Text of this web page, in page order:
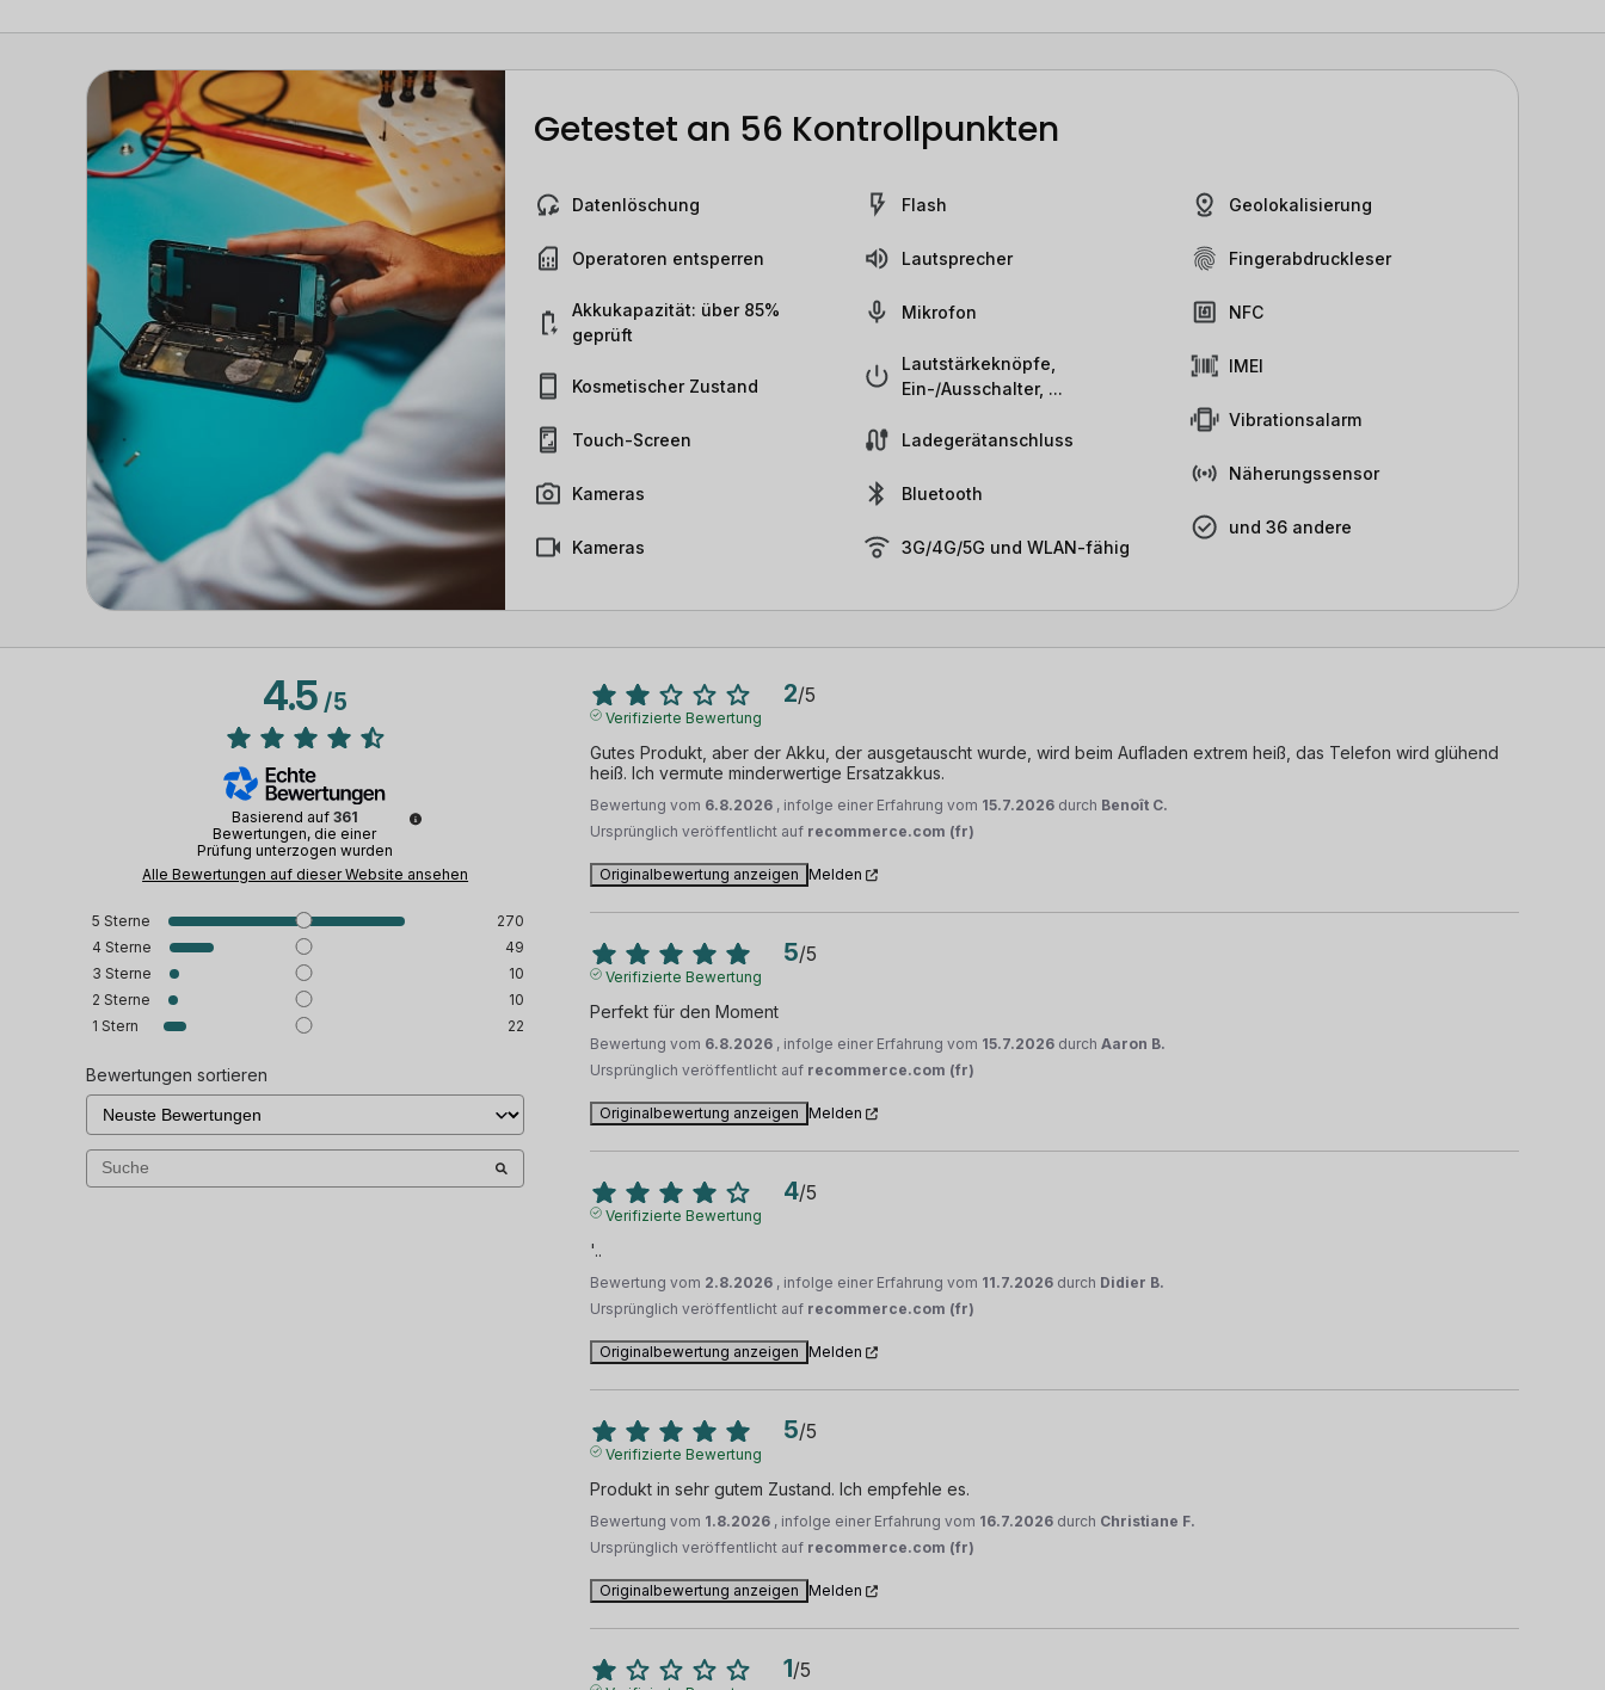
Getestet an 56 Kontrollpunkten
Datenlöschung
Operatoren entsperren
Akkukapazität: über 85%
geprüft
Kosmetischer Zustand
Touch-Screen
Kameras
Kameras
Flash
Lautsprecher
Mikrofon
Lautstärkeknöpfe,
Ein-/Ausschalter, ...
Ladegerätanschluss
Bluetooth
3G/4G/5G und WLAN-fähig
Geolokalisierung
Fingerabdruckleser
NFC
IMEI
Vibrationsalarm
Näherungssensor
und 36 andere
4.5/5
Basierend auf 361
Bewertungen, die einer
Prüfung unterzogen wurden
Alle Bewertungen auf dieser Website ansehen
5 Sterne
270
4 Sterne
49
3 Sterne
10
2 Sterne
10
1 Stern 22
Bewertungen sortieren
2/5
Verifizierte Bewertung
Gutes Produkt, aber der Akku, der ausgetauscht wurde, wird beim Aufladen extrem heiß, das Telefon wird glühend
heiß. Ich vermute minderwertige Ersatzakkus.
Bewertung vom 6.8.2026 , infolge einer Erfahrung vom 15.7.2026 durch Benoît C.
Ursprünglich veröffentlicht auf recommerce.com (fr)
Originalbewertung anzeigen Melden
5/5
Verifizierte Bewertung
Perfekt für den Moment
Bewertung vom 6.8.2026 , infolge einer Erfahrung vom 15.7.2026 durchAaron B.
Ursprünglich veröffentlicht auf recommerce.com (fr)
Originalbewertung anzeigen Melden
4/5
Verifizierte Bewertung
'..
Bewertung vom 2.8.2026 , infolge einer Erfahrung vom 11.7.2026 durch Didier B.
Ursprünglich veröffentlicht auf recommerce.com (fr)
Originalbewertung anzeigen Melden
5/5
Verifizierte Bewertung
Produkt in sehr gutem Zustand. Ich empfehle es.
Bewertung vom 1.8.2026 , infolge einer Erfahrung vom 16.7.2026 durch Christiane F.
Ursprünglich veröffentlicht auf recommerce.com (fr)
Originalbewertung anzeigen Melden
1/5